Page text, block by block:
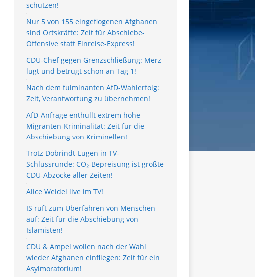
schützen!
Nur 5 von 155 eingeflogenen Afghanen
sind Ortskräfte: Zeit für Abschiebe-
Offensive statt Einreise-Express!
CDU-Chef gegen Grenzschließung: Merz
lügt und betrügt schon an Tag 1!
Nach dem fulminanten AfD-Wahlerfolg:
Zeit, Verantwortung zu übernehmen!
AfD-Anfrage enthüllt extrem hohe
Migranten-Kriminalität: Zeit für die
Abschiebung von Kriminellen!
Trotz Dobrindt-Lügen in TV-
Schlussrunde: CO₂-Bepreisung ist größte
CDU-Abzocke aller Zeiten!
Alice Weidel live im TV!
IS ruft zum Überfahren von Menschen
auf: Zeit für die Abschiebung von
Islamisten!
CDU & Ampel wollen nach der Wahl
wieder Afghanen einfliegen: Zeit für ein
Asylmoratorium!